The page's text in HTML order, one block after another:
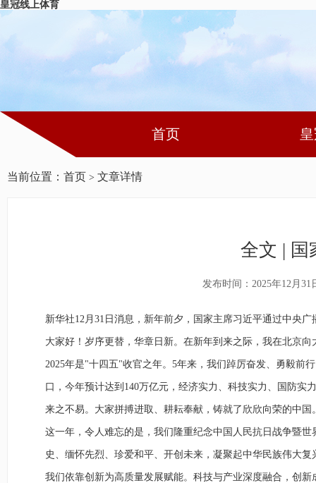
皇冠线上体育
首页
当前位置： 首页 > 文章详情
全文 | 国
发布时间：2025年12月31
新华社12月31日消息，新年前夕，国家主席习近平通过中央
大家好！岁序更替，华章日新。在新年到来之际，我在北京向
2025年是"十四五"收官之年。5年来，我们踔厉奋发、勇毅前
口，今年预计达到140万亿元，经济实力、科技实力、国防
来之不易。大家拼搏进取、耕耘奉献，铸就了欣欣向荣的中
这一年，令人难忘的是，我们隆重纪念中国人民抗日战争暨
史、缅怀先烈、珍爱和平、开创未来，凝聚起中华民族伟大复
我们依靠创新为高质量发展赋能。科技与产业深度融合，创